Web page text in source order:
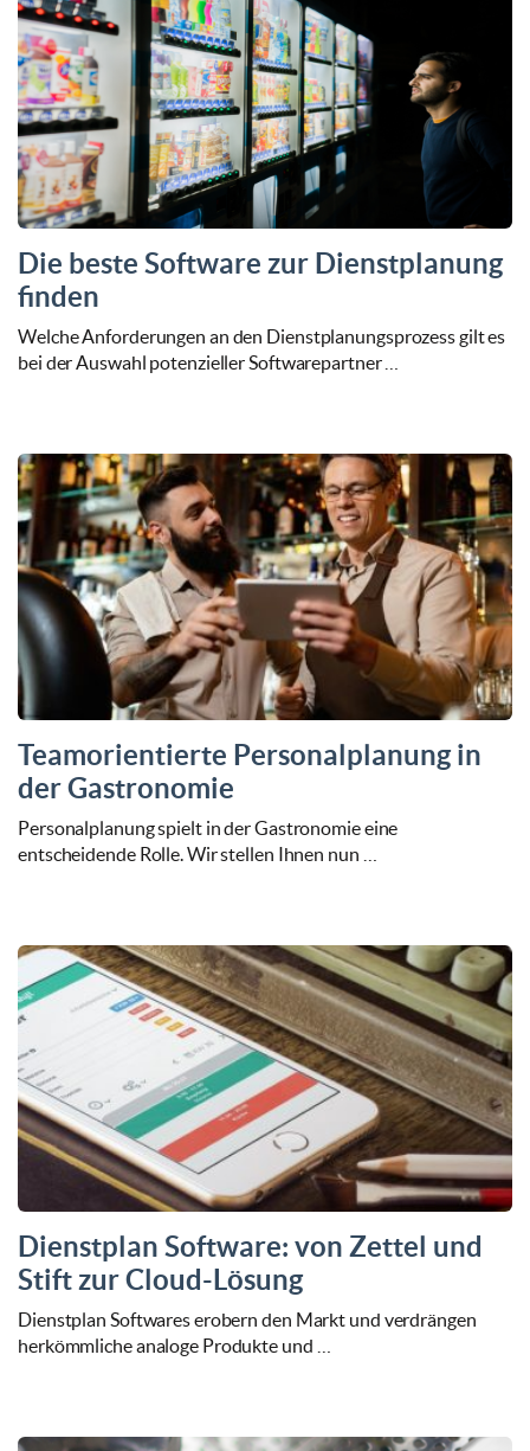
Die beste Software zur Dienstplanung
finden
Welche Anforderungen an den Dienstplanungsprozess gilt es
bei der Auswahl potenzieller Softwarepartner …
Teamorientierte Personalplanung in
der Gastronomie
Personalplanung spielt in der Gastronomie eine
entscheidende Rolle. Wir stellen Ihnen nun …
Dienstplan Software: von Zettel und
Stift zur Cloud-Lösung
Dienstplan Softwares erobern den Markt und verdrängen
herkömmliche analoge Produkte und …